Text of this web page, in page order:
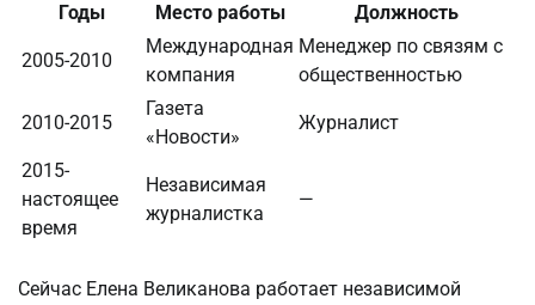
Годы
Место работы Должность
2005-2010
Международная
компания
Менеджер по связям с
общественностью
2010-2015
Газета
«Новости»
Журналист
2015-
настоящее
время
Независимая
журналистка
—
Сейчас Елена Великанова работает независимой